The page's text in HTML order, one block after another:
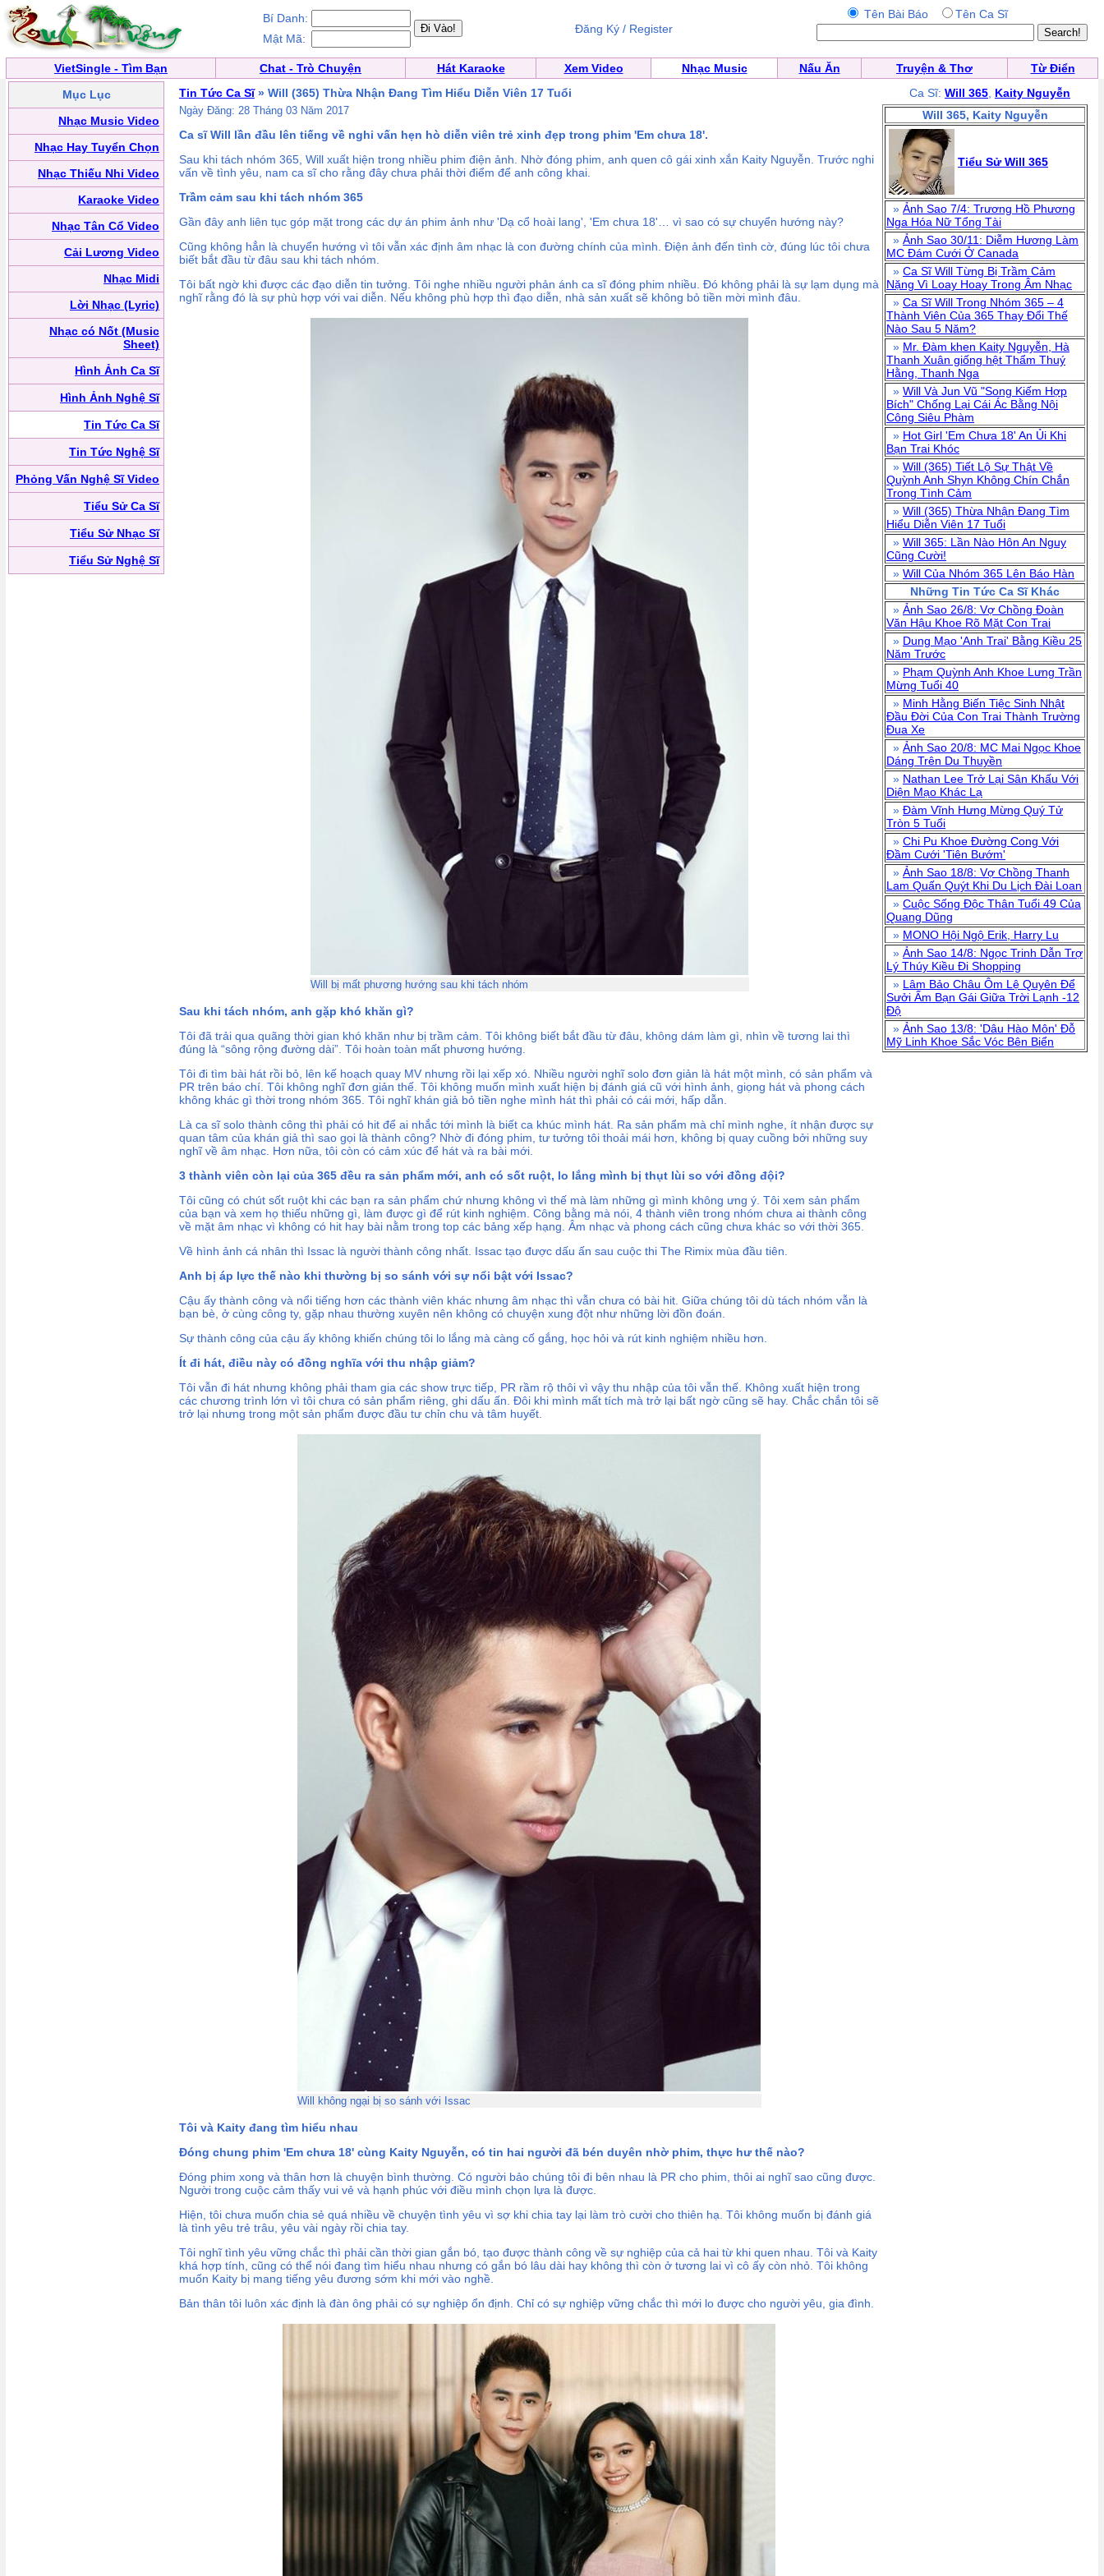
Bí Danh:
Mật Mã:
Đăng Ký / Register
Tên Bài Báo Tên Ca Sĩ
VietSingle - Tìm Bạn Chat - Trò Chuyện Hát Karaoke Xem Video Nhạc Music Nấu Ăn Truyện & Thơ
Từ Điển
Mục Lục
Nhạc Music Video
Nhạc Hay Tuyển Chọn
Nhạc Thiếu Nhi Video
Karaoke Video
Nhạc Tân Cổ Video
Cải Lương Video
Nhạc Midi
Lời Nhạc (Lyric)
Nhạc có Nốt (Music
Sheet)
Hình Ảnh Ca Sĩ
Hình Ảnh Nghệ Sĩ
Tin Tức Ca Sĩ
Tin Tức Nghệ Sĩ
Phỏng Vấn Nghệ Sĩ Video
Tiểu Sử Ca Sĩ
Tiểu Sử Nhạc Sĩ
Tiểu Sử Nghệ Sĩ
Tin Tức Ca Sĩ» Will (365) Thừa Nhận Đang Tìm Hiểu Diễn Viên 17 Tuổi Ca Sĩ: Will 365 Kaity Nguyễn
Ngày Đăng: 28 Tháng 03 Năm 2017
Ca sĩ Will lần đầu lên tiếng về nghi vấn hẹn hò diễn viên trẻ xinh đẹp trong phim 'Em chưa 18'.
Sau khi tách nhóm 365, Will xuất hiện trong nhiều phim điện ảnh. Nhờ đóng phim, anh quen cô gái xinh xắn Kaity Nguyễn. Trước nghi
vấn về tình yêu, nam ca sĩ cho rằng đây chưa phải thời điểm để anh công khai.
Trầm cảm sau khi tách nhóm 365
Gần đây anh liên tục góp mặt trong các dự án phim ảnh như 'Dạ cổ hoài lang', 'Em chưa 18'… vì sao có sự chuyển hướng này?
Cũng không hẳn là chuyển hướng vì tôi vẫn xác định âm nhạc là con đường chính của mình. Điện ảnh đến tình cờ, đúng lúc tôi chưa
biết bắt đầu từ đâu sau khi tách nhóm.
Tôi bất ngờ khi được các đạo diễn tin tưởng. Tôi nghe nhiều người phản ánh ca sĩ đóng phim nhiều. Đó không phải là sự lạm dụng mà
nghĩ rằng đó là sự phù hợp với vai diễn. Nếu không phù hợp thì đạo diễn, nhà sản xuất sẽ không bỏ tiền mời mình đâu.
Will bị mất phương hướng sau khi tách nhóm
Sau khi tách nhóm, anh gặp khó khăn gì?
Tôi đã trải qua quãng thời gian khó khăn như bị trầm cảm. Tôi không biết bắt đầu từ đâu, không dám làm gì, nhìn về tương lai thì
đúng là “sông rộng đường dài”. Tôi hoàn toàn mất phương hướng.
Tôi đi tìm bài hát rồi bỏ, lên kế hoạch quay MV nhưng rồi lại xếp xó. Nhiều người nghĩ solo đơn giản là hát một mình, có sản phẩm và
PR trên báo chí. Tôi không nghĩ đơn giản thế. Tôi không muốn mình xuất hiện bị đánh giá cũ với hình ảnh, giọng hát và phong cách
không khác gì thời trong nhóm 365. Tôi nghĩ khán giả bỏ tiền nghe mình hát thì phải có cái mới, hấp dẫn.
Là ca sĩ solo thành công thì phải có hit để ai nhắc tới mình là biết ca khúc mình hát. Ra sản phẩm mà chỉ mình nghe, ít nhận được sự
quan tâm của khán giả thì sao gọi là thành công? Nhờ đi đóng phim, tư tưởng tôi thoải mái hơn, không bị quay cuồng bởi những suy
nghĩ về âm nhạc. Hơn nữa, tôi còn có cảm xúc để hát và ra bài mới.
3 thành viên còn lại của 365 đều ra sản phẩm mới, anh có sốt ruột, lo lắng mình bị thụt lùi so với đồng đội?
Tôi cũng có chút sốt ruột khi các bạn ra sản phẩm chứ nhưng không vì thế mà làm những gì mình không ưng ý. Tôi xem sản phẩm
của bạn và xem họ thiếu những gì, làm được gì để rút kinh nghiệm. Công bằng mà nói, 4 thành viên trong nhóm chưa ai thành công
về mặt âm nhạc vì không có hit hay bài nằm trong top các bảng xếp hạng. Âm nhạc và phong cách cũng chưa khác so với thời 365.
Về hình ảnh cá nhân thì Issac là người thành công nhất. Issac tạo được dấu ấn sau cuộc thi The Rimix mùa đầu tiên.
Anh bị áp lực thế nào khi thường bị so sánh với sự nổi bật với Issac?
Cậu ấy thành công và nổi tiếng hơn các thành viên khác nhưng âm nhạc thì vẫn chưa có bài hit. Giữa chúng tôi dù tách nhóm vẫn là
bạn bè, ở cùng công ty, gặp nhau thường xuyên nên không có chuyện xung đột như những lời đồn đoán.
Sự thành công của cậu ấy không khiến chúng tôi lo lắng mà càng cố gắng, học hỏi và rút kinh nghiệm nhiều hơn.
Ít đi hát, điều này có đồng nghĩa với thu nhập giảm?
Tôi vẫn đi hát nhưng không phải tham gia các show trực tiếp, PR rầm rộ thôi vì vậy thu nhập của tôi vẫn thế. Không xuất hiện trong
các chương trình lớn vì tôi chưa có sản phẩm riêng, ghi dấu ấn. Đôi khi mình mất tích mà trở lại bất ngờ cũng sẽ hay. Chắc chắn tôi sẽ
trở lại nhưng trong một sản phẩm được đầu tư chỉn chu và tâm huyết.
Will không ngại bị so sánh với Issac
Tôi và Kaity đang tìm hiểu nhau
Đóng chung phim 'Em chưa 18' cùng Kaity Nguyễn, có tin hai người đã bén duyên nhờ phim, thực hư thế nào?
Đóng phim xong và thân hơn là chuyện bình thường. Có người bảo chúng tôi đi bên nhau là PR cho phim, thôi ai nghĩ sao cũng được.
Người trong cuộc cảm thấy vui vẻ và hạnh phúc với điều mình chọn lựa là được.
Hiện, tôi chưa muốn chia sẻ quá nhiều về chuyện tình yêu vì sợ khi chia tay lại làm trò cười cho thiên hạ. Tôi không muốn bị đánh giá
là tình yêu trẻ trâu, yêu vài ngày rồi chia tay.
Tôi nghĩ tình yêu vững chắc thì phải cần thời gian gắn bó, tạo được thành công về sự nghiệp của cả hai từ khi quen nhau. Tôi và Kaity
khá hợp tính, cũng có thể nói đang tìm hiểu nhau nhưng có gắn bó lâu dài hay không thì còn ở tương lai vì cô ấy còn nhỏ. Tôi không
muốn Kaity bị mang tiếng yêu đương sớm khi mới vào nghề.
Bản thân tôi luôn xác định là đàn ông phải có sự nghiệp ổn định. Chỉ có sự nghiệp vững chắc thì mới lo được cho người yêu, gia đình.
Will 365, Kaity Nguyễn
Tiểu Sử Will 365
» Ảnh Sao 7/4: Trương Hồ Phương
Nga Hóa Nữ Tổng Tài
» Ảnh Sao 30/11: Diễm Hương Làm
MC Đám Cưới Ở Canada
» Ca Sĩ Will Từng Bị Trầm Cảm
Nặng Vì Loay Hoay Trong Âm Nhạc
» Ca Sĩ Will Trong Nhóm 365 – 4
Thành Viên Của 365 Thay Đổi Thế
Nào Sau 5 Năm?
» Mr. Đàm khen Kaity Nguyễn, Hà
Thanh Xuân giống hệt Thẩm Thuý
Hằng, Thanh Nga
» Will Và Jun Vũ "Song Kiếm Hợp
Bích" Chống Lại Cái Ác Bằng Nội
Công Siêu Phàm
» Hot Girl 'Em Chưa 18' An Ủi Khi
Bạn Trai Khóc
» Will (365) Tiết Lộ Sự Thật Về
Quỳnh Anh Shyn Không Chín Chắn
Trong Tình Cảm
» Will (365) Thừa Nhận Đang Tìm
Hiểu Diễn Viên 17 Tuổi
» Will 365: Lần Nào Hôn An Nguy
Cũng Cười!
» Will Của Nhóm 365 Lên Báo Hàn
Những Tin Tức Ca Sĩ Khác
» Ảnh Sao 26/8: Vợ Chồng Đoàn
Văn Hậu Khoe Rõ Mặt Con Trai
» Dung Mạo 'Anh Trai' Bằng Kiều 25
Năm Trước
» Phạm Quỳnh Anh Khoe Lưng Trần
Mừng Tuổi 40
» Minh Hằng Biến Tiệc Sinh Nhật
Đầu Đời Của Con Trai Thành Trường
Đua Xe
» Ảnh Sao 20/8: MC Mai Ngọc Khoe
Dáng Trên Du Thuyền
» Nathan Lee Trở Lại Sân Khấu Với
Diện Mạo Khác Lạ
» Đàm Vĩnh Hưng Mừng Quý Tử
Tròn 5 Tuổi
» Chi Pu Khoe Đường Cong Với
Đầm Cưới 'Tiên Bướm'
» Ảnh Sao 18/8: Vợ Chồng Thanh
Lam Quấn Quýt Khi Du Lịch Đài Loan
» Cuộc Sống Độc Thân Tuổi 49 Của
Quang Dũng
» MONO Hội Ngộ Erik, Harry Lu
» Ảnh Sao 14/8: Ngọc Trinh Dẫn Trợ
Lý Thúy Kiều Đi Shopping
» Lâm Bảo Châu Ôm Lệ Quyên Để
Sưởi Ấm Bạn Gái Giữa Trời Lạnh -12
Độ
» Ảnh Sao 13/8: 'Dâu Hào Môn' Đỗ
Mỹ Linh Khoe Sắc Vóc Bên Biển